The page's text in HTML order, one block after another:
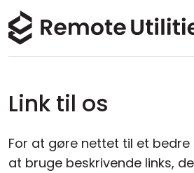
Link til os
For at gøre nettet til et
at bruge beskrivende links,